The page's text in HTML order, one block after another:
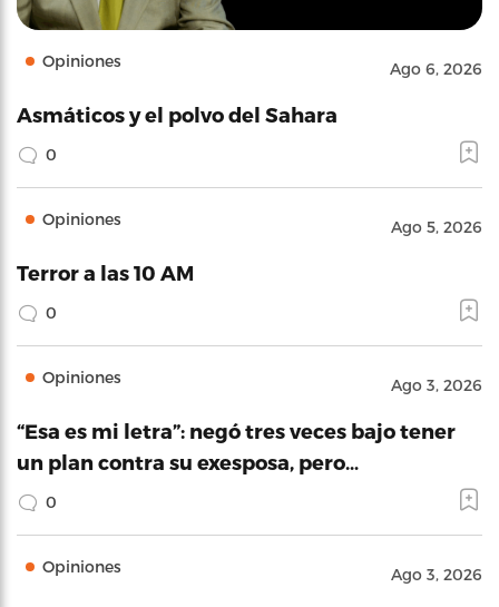
Opiniones Ago 6, 2026
Asmáticos y el polvo del Sahara
0
Opiniones Ago 5, 2026
Terror a las 10 AM
0
Opiniones Ago 3, 2026
“Esa es mi letra”: negó tres veces bajo tener
un plan contra su exesposa, pero…
0
Opiniones Ago 3, 2026